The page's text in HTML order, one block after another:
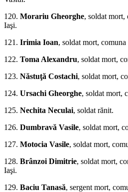
120. Morariu Gheorghe, soldat mort,
Iaşi.
121. Irimia Ioan, soldat mort,
122. Toma Alexandru, soldat mort,
123. Năstuţă Costachi, soldat mort,
124. Ursachi Gheorghe, soldat mort,
125. Nechita Neculai, soldat rănit.
126. Dumbravă Vasile, soldat mort,
127. Motocia Vasile, soldat mort,
128. Brânzoi Dimitrie, soldat mort,
Iaşi.
129. Baciu Tanasă, sergent mort,